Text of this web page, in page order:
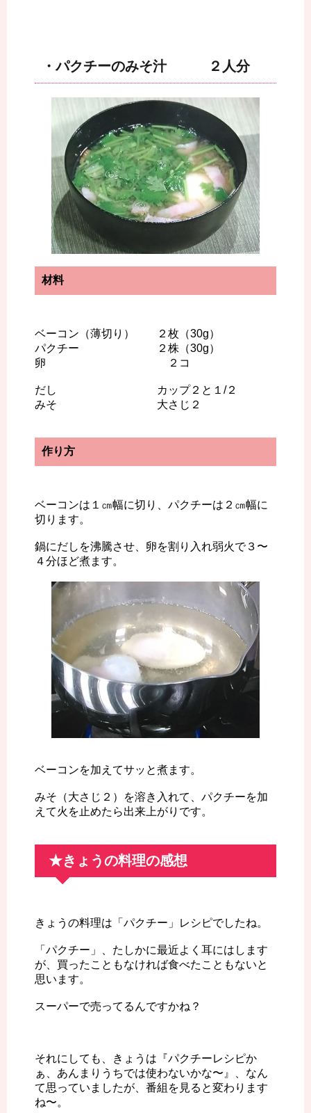
・パクチーのみそ汁 ２人分
材料
ベーコン（薄切り） ２枚（30g）
パクチー ２株（30g）
卵 ２コ
だし カップ２と１/２
みそ 大さじ２
作り方
ベーコンは１㎝幅に切り、パクチーは２㎝幅に
切ります。
鍋にだしを沸騰させ、卵を割り入れ弱火で３〜
４分ほど煮ます。
ベーコンを加えてサッと煮ます。
みそ（大さじ２）を溶き入れて、パクチーを加
えて火を止めたら出来上がりです。
★きょうの料理の感想
きょうの料理は「パクチー」レシピでしたね。
「パクチー」、たしかに最近よく耳にはします
が、買ったこともなければ食べたこともないと
思います。
スーパーで売ってるんですかね？
それにしても、きょうは『パクチーレシピか
ぁ、あんまりうちでは使わないかな〜』、なん
て思っていましたが、番組を見ると変わります
ね〜。